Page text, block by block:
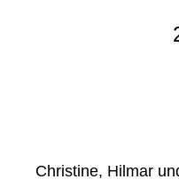
Christine, Hilmar